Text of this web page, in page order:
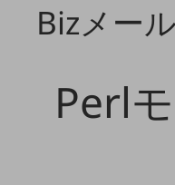
Bizメー
Perl